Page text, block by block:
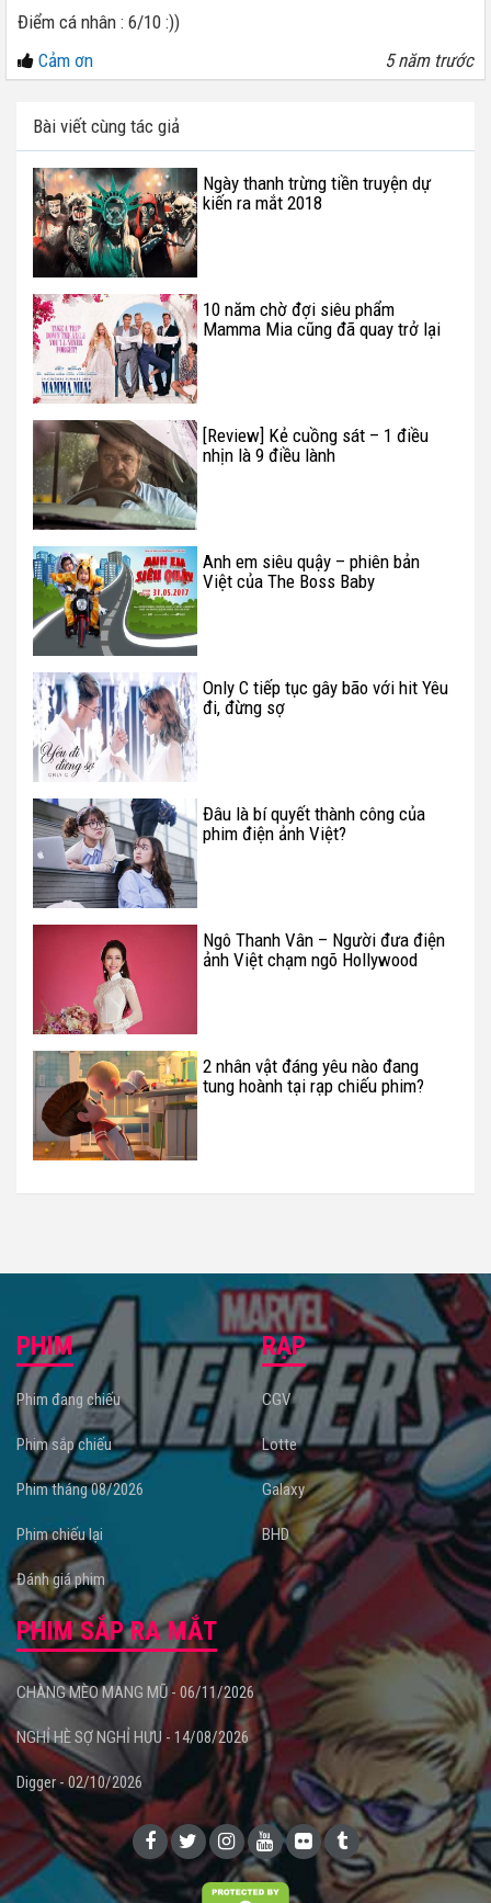
Điểm cá nhân : 6/10 :))
Cảm ơn
5 năm trước
Bài viết cùng tác giả
Ngày thanh trừng tiền truyện dự
kiến ra mắt 2018
10 năm chờ đợi siêu phẩm
Mamma Mia cũng đã quay trở lại
[Review] Kẻ cuồng sát – 1 điều
nhịn là 9 điều lành
Anh em siêu quậy – phiên bản
Việt của The Boss Baby
Only C tiếp tục gây bão với hit Yêu
đi, đừng sợ
Đâu là bí quyết thành công của
phim điện ảnh Việt?
Ngô Thanh Vân – Người đưa điện
ảnh Việt chạm ngõ Hollywood
2 nhân vật đáng yêu nào đang
tung hoành tại rạp chiếu phim?
PHIM
Phim đang chiếu
Phim sắp chiếu
Phim tháng 08/2026
Phim chiếu lại
Đánh giá phim
RẠP
CGV
Lotte
Galaxy
BHD
PHIM SẮP RA MẮT
CHÀNG MÈO MANG MŨ - 06/11/2026
NGHỈ HÈ SỢ NGHỈ HƯU - 14/08/2026
Digger - 02/10/2026